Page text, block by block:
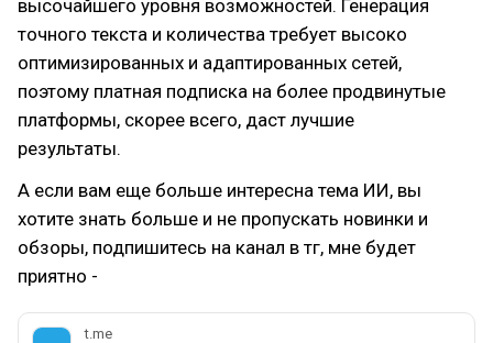
высочайшего уровня возможностей. Генерация
точного текста и количества требует высоко
оптимизированных и адаптированных сетей,
поэтому платная подписка на более продвинутые
платформы, скорее всего, даст лучшие
результаты.
А если вам еще больше интересна тема ИИ, вы
хотите знать больше и не пропускать новинки и
обзоры, подпишитесь на канал в тг, мне будет
приятно -
t.me